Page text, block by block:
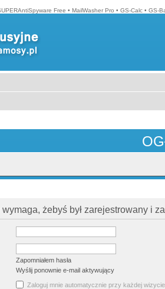
Free • MailWasher Pro • GS-Calc • GS-
żebyś był zarejestrowany i
Zapomniałem hasła
Wyślij ponownie e-mail aktywujący
Zaloguj mnie automatycznie przy każdej wizycie